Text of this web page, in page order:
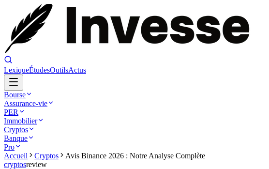
LexiqueÉtudesOutilsActus
Bourse
Assurance-vie
PER
Immobilier
Cryptos
Banque
Pro
Accueil
Cryptos
Avis Binance 2026 : Notre Analyse Complète
cryptosreview